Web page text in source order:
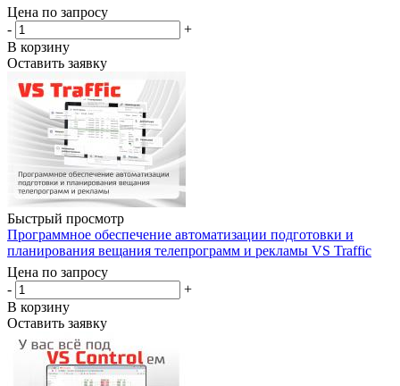
Цена по запросу
-
+
В корзину
Оставить заявку
Быстрый просмотр
Программное обеспечение автоматизации подготовки и
планирования вещания телепрограмм и рекламы VS Traffic
Цена по запросу
-
+
В корзину
Оставить заявку